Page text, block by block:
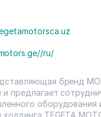
ru/
бренд
предлагает
оборудования
TEGETA